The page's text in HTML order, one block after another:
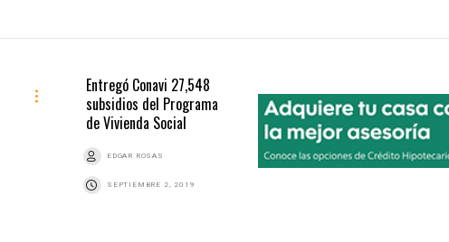
Entregó Conavi 27,548
subsidios del Programa
de Vivienda Social
EDGAR ROSAS
SEPTIEMBRE 2, 2019